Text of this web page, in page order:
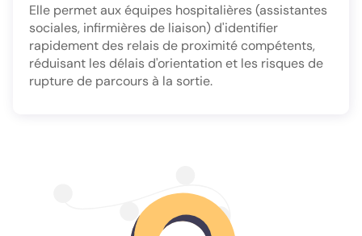
Elle permet aux équipes hospitalières (assistantes
sociales, infirmières de liaison) d'identifier
rapidement des relais de proximité compétents,
réduisant les délais d'orientation et les risques de
rupture de parcours à la sortie.